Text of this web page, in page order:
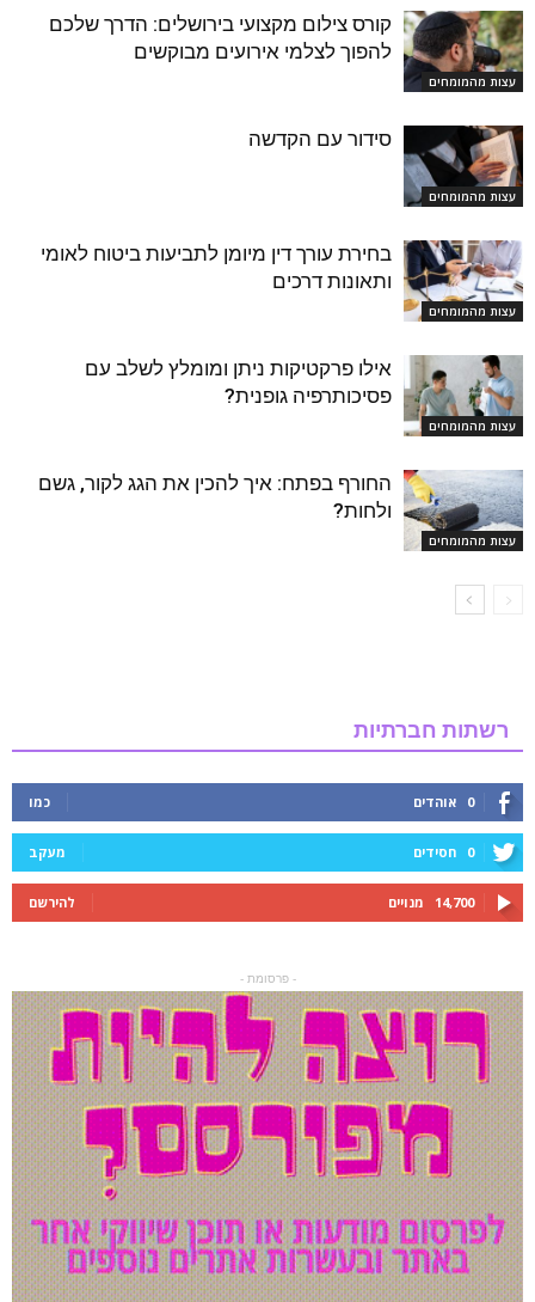
עצות מהמומחים
קורס צילום מקצועי בירושלים: הדרך שלכם
להפוך לצלמי אירועים מבוקשים
עצות מהמומחים
סידור עם הקדשה
עצות מהמומחים
בחירת עורך דין מיומן לתביעות ביטוח לאומי
ותאונות דרכים
עצות מהמומחים
אילו פרקטיקות ניתן ומומלץ לשלב עם
פסיכותרפיה גופנית?
עצות מהמומחים
החורף בפתח: איך להכין את הגג לקור, גשם
ולחות?
רשתות חברתיות
0 אוהדים כמו
0 חסידים מעקב
14,700 מנויים להירשם
- פרסומת -